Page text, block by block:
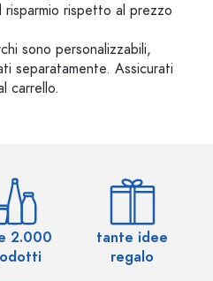
rispetto al prezzo
sono personalizzabili,
separatamente. Assicurati
carrello.
2.000
tante idee
regalo